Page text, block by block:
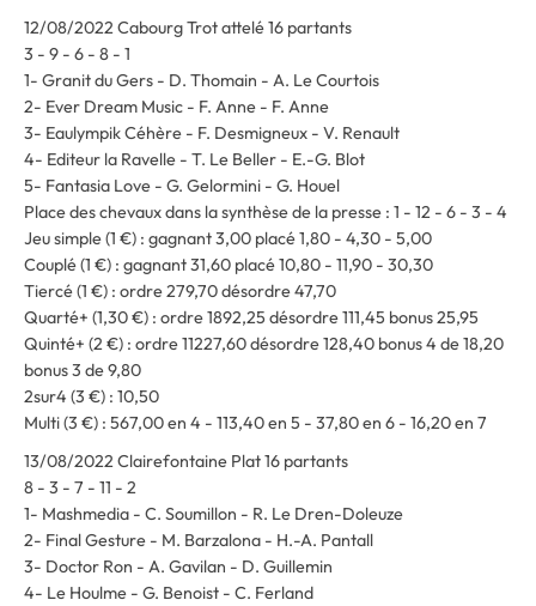
12/08/2022 Cabourg Trot attelé 16 partants
3 - 9 - 6 - 8 - 1
1- Granit du Gers - D. Thomain - A. Le Courtois
2- Ever Dream Music - F. Anne - F. Anne
3- Eaulympik Céhère - F. Desmigneux - V. Renault
4- Editeur la Ravelle - T. Le Beller - E.-G. Blot
5- Fantasia Love - G. Gelormini - G. Houel
Place des chevaux dans la synthèse de la presse : 1 - 12 - 6 - 3 - 4
Jeu simple (1 €) : gagnant 3,00 placé 1,80 - 4,30 - 5,00
Couplé (1 €) : gagnant 31,60 placé 10,80 - 11,90 - 30,30
Tiercé (1 €) : ordre 279,70 désordre 47,70
Quarté+ (1,30 €) : ordre 1892,25 désordre 111,45 bonus 25,95
Quinté+ (2 €) : ordre 11227,60 désordre 128,40 bonus 4 de 18,20
bonus 3 de 9,80
2sur4 (3 €) : 10,50
Multi (3 €) : 567,00 en 4 - 113,40 en 5 - 37,80 en 6 - 16,20 en 7
13/08/2022 Clairefontaine Plat 16 partants
8 - 3 - 7 - 11 - 2
1- Mashmedia - C. Soumillon - R. Le Dren-Doleuze
2- Final Gesture - M. Barzalona - H.-A. Pantall
3- Doctor Ron - A. Gavilan - D. Guillemin
4- Le Houlme - G. Benoist - C. Ferland